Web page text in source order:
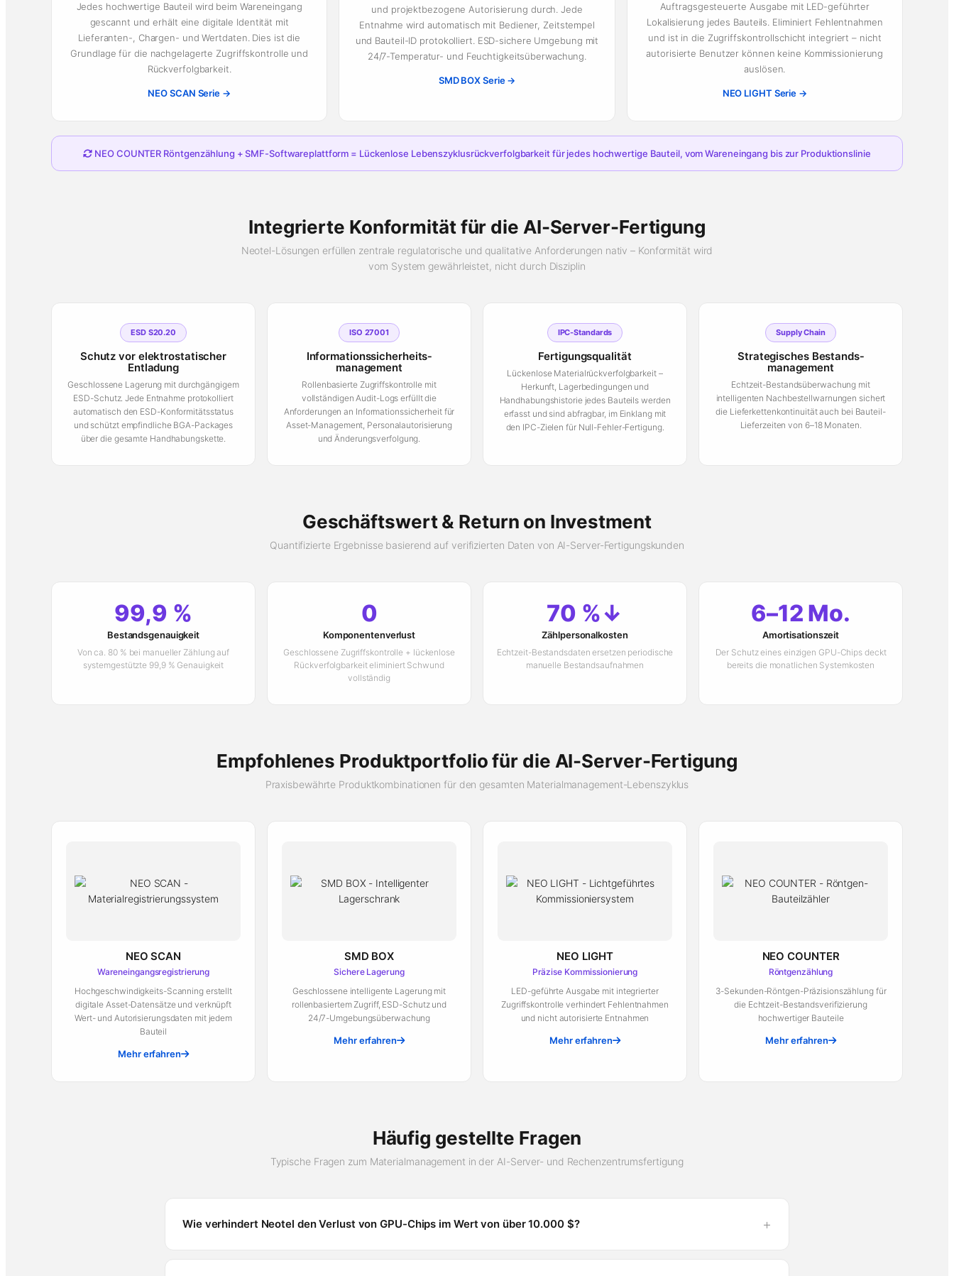
Jedes hochwertige Bauteil wird beim Wareneingang
gescannt und erhält eine digitale Identität mit
Lieferanten-, Chargen- und Wertdaten. Dies ist die
Grundlage für die nachgelagerte Zugriffskontrolle und
Rückverfolgbarkeit.
NEO SCAN Serie →
und projektbezogene Autorisierung durch. Jede
Entnahme wird automatisch mit Bediener, Zeitstempel
und Bauteil-ID protokolliert. ESD-sichere Umgebung mit
24/7-Temperatur- und Feuchtigkeitsüberwachung.
SMD BOX Serie →
Auftragsgesteuerte Ausgabe mit LED-geführter
Lokalisierung jedes Bauteils. Eliminiert Fehlentnahmen
und ist in die Zugriffskontrollschicht integriert – nicht
autorisierte Benutzer können keine Kommissionierung
auslösen.
NEO LIGHT Serie →
NEO COUNTER Röntgenzählung + SMF-Softwareplattform = Lückenlose Lebenszyklusrückverfolgbarkeit für jedes hochwertige Bauteil, vom Wareneingang bis zur Produktionslinie
Integrierte Konformität für die AI-Server-Fertigung
Neotel-Lösungen erfüllen zentrale regulatorische und qualitative Anforderungen nativ – Konformität wird
vom System gewährleistet, nicht durch Disziplin
ESD S20.20
Schutz vor elektrostatischer
Entladung
Geschlossene Lagerung mit durchgängigem
ESD-Schutz. Jede Entnahme protokolliert
automatisch den ESD-Konformitätsstatus
und schützt empfindliche BGA-Packages
über die gesamte Handhabungskette.
ISO 27001
Informations­sicherheits­
management
Rollenbasierte Zugriffskontrolle mit
vollständigen Audit-Logs erfüllt die
Anforderungen an Informationssicherheit für
Asset-Management, Personalautorisierung
und Änderungsverfolgung.
IPC-Standards
Fertigungsqualität
Lückenlose Materialrückverfolgbarkeit –
Herkunft, Lagerbedingungen und
Handhabungshistorie jedes Bauteils werden
erfasst und sind abfragbar, im Einklang mit
den IPC-Zielen für Null-Fehler-Fertigung.
Supply Chain
Strategisches Bestands­
management
Echtzeit-Bestandsüberwachung mit
intelligenten Nachbestellwarnungen sichert
die Lieferkettenkontinuität auch bei Bauteil-
Lieferzeiten von 6–18 Monaten.
Geschäftswert & Return on Investment
Quantifizierte Ergebnisse basierend auf verifizierten Daten von AI-Server-Fertigungskunden
99,9 %
Bestandsgenauigkeit
Von ca. 80 % bei manueller Zählung auf
systemgestützte 99,9 % Genauigkeit
0
Komponentenverlust
Geschlossene Zugriffskontrolle + lückenlose
Rückverfolgbarkeit eliminiert Schwund
vollständig
70 %↓
Zählpersonalkosten
Echtzeit-Bestandsdaten ersetzen periodische
manuelle Bestandsaufnahmen
6–12 Mo.
Amortisationszeit
Der Schutz eines einzigen GPU-Chips deckt
bereits die monatlichen Systemkosten
Empfohlenes Produktportfolio für die AI-Server-Fertigung
Praxisbewährte Produktkombinationen für den gesamten Materialmanagement-Lebenszyklus
NEO SCAN
Wareneingangsregistrierung
Hochgeschwindigkeits-Scanning erstellt
digitale Asset-Datensätze und verknüpft
Wert- und Autorisierungsdaten mit jedem
Bauteil
Mehr erfahren
SMD BOX
Sichere Lagerung
Geschlossene intelligente Lagerung mit
rollenbasiertem Zugriff, ESD-Schutz und
24/7-Umgebungsüberwachung
Mehr erfahren
NEO LIGHT
Präzise Kommissionierung
LED-geführte Ausgabe mit integrierter
Zugriffskontrolle verhindert Fehlentnahmen
und nicht autorisierte Entnahmen
Mehr erfahren
NEO COUNTER
Röntgenzählung
3-Sekunden-Röntgen-Präzisionszählung für
die Echtzeit-Bestandsverifizierung
hochwertiger Bauteile
Mehr erfahren
Häufig gestellte Fragen
Typische Fragen zum Materialmanagement in der AI-Server- und Rechenzentrumsfertigung
Wie verhindert Neotel den Verlust von GPU-Chips im Wert von über 10.000 $?